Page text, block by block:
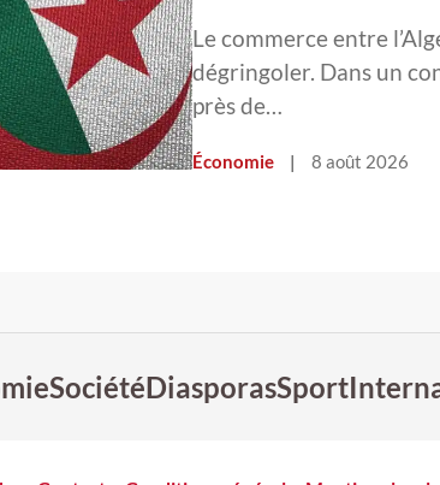
Le commerce entre
dégringoler. Dans un
près de…
Économie | 8 août 2026
SociétéDiasporasSport